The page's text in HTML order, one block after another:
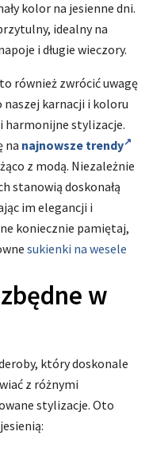
kolor na jesienne dni.
idealny na
i długie wieczory.
również zwrócić uwagę
karnacji i koloru
harmonijne stylizacje.
na najnowsze trendy
z modą. Niezależnie
stanowią doskonałą
im elegancji i
koniecznie pamiętaj,
sukienki na wesele
w
który doskonale
z różnymi
stylizacje. Oto